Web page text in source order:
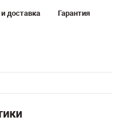
доставка Гарантия